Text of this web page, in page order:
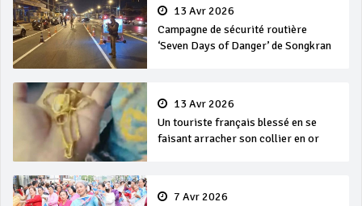
13 Avr 2026
Campagne de sécurité routière
‘Seven Days of Danger’ de Songkran
13 Avr 2026
Un touriste français blessé en se
faisant arracher son collier en or
7 Avr 2026